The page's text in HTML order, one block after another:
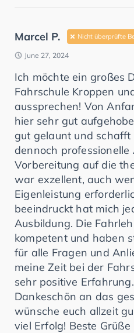
Marcel P. Nicht überprüfte
June 27, 2024
Ich möchte ein großes
Fahrschule Kroppen
aussprechen! Von
hier sehr gut
gut gelaunt und schafft
dennoch professionelle
Vorbereitung auf die
war exzellent, auch
Eigenleistung
beeindruckt hat mich
Ausbildung. Die
kompetent und haben
für alle Fragen und
meine Zeit bei der
sehr positive
Dankeschön an das
wünsche euch allzeit
viel Erfolg! Beste Grüße